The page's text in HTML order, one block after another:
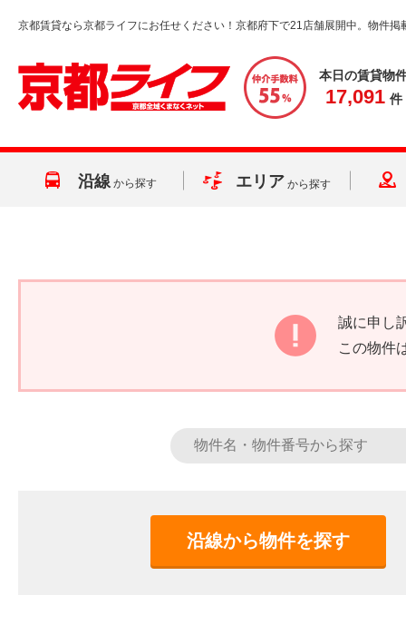
京都賃貸なら京都ライフにお任せください！京都府下で21店舗展開中。物件掲
本日の賃貸物
17,091 件
沿線 から探す エリア から探す
誠に申し
この物件
沿線から物件を探す